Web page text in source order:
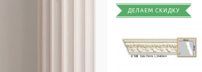
ДЕЛАЕМ СКИДКУ